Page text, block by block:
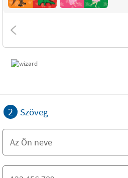
2 Szöveg